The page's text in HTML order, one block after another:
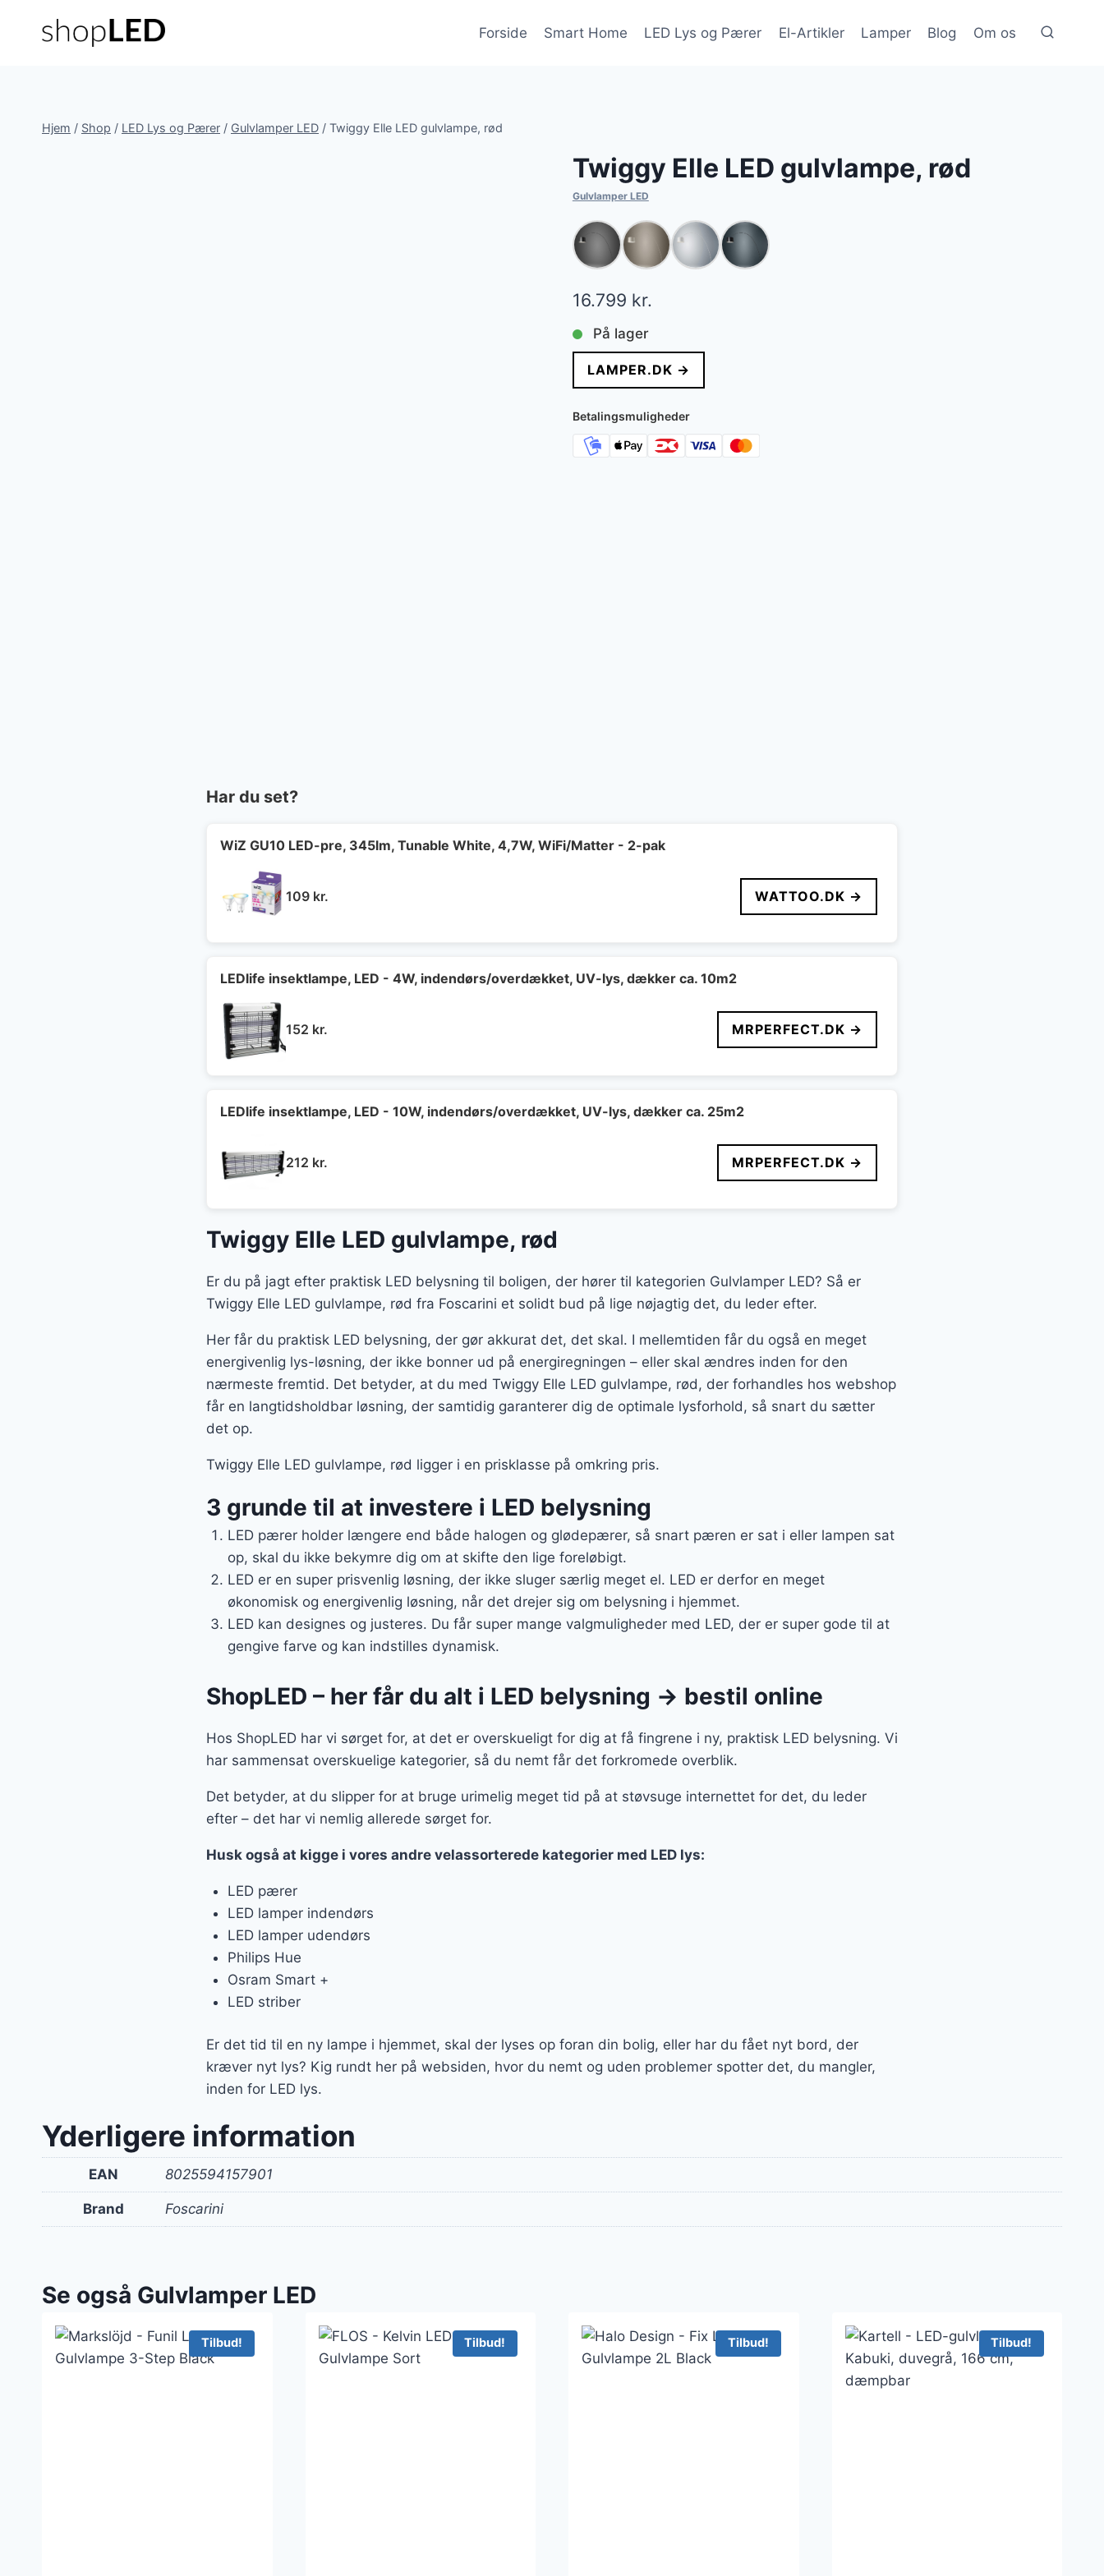
Forside Smart Home LED Lys og Pærer El-Artikler Lamper Blog Om os
Hjem / Shop / LED Lys og Pærer / Gulvlamper LED / Twiggy Elle LED gulvlampe, rød
Twiggy Elle LED gulvlampe, rød
Gulvlamper LED
16.799 kr.
På lager
LAMPER.DK →
Betalingsmuligheder
Har du set?
WiZ GU10 LED-pre, 345lm, Tunable White, 4,7W, WiFi/Matter - 2-pak
109 kr. WATTOO.DK →
LEDlife insektlampe, LED - 4W, indendørs/overdækket, UV-lys, dækker ca. 10m2
152 kr. MRPERFECT.DK →
LEDlife insektlampe, LED - 10W, indendørs/overdækket, UV-lys, dækker ca. 25m2
212 kr. MRPERFECT.DK →
Twiggy Elle LED gulvlampe, rød
Er du på jagt efter praktisk LED belysning til boligen, der hører til kategorien Gulvlamper LED? Så er
Twiggy Elle LED gulvlampe, rød fra Foscarini et solidt bud på lige nøjagtig det, du leder efter.
Her får du praktisk LED belysning, der gør akkurat det, det skal. I mellemtiden får du også en meget
energivenlig lys-løsning, der ikke bonner ud på energiregningen – eller skal ændres inden for den
nærmeste fremtid. Det betyder, at du med Twiggy Elle LED gulvlampe, rød, der forhandles hos webshop
får en langtidsholdbar løsning, der samtidig garanterer dig de optimale lysforhold, så snart du sætter
det op.
Twiggy Elle LED gulvlampe, rød ligger i en prisklasse på omkring pris.
3 grunde til at investere i LED belysning
LED pærer holder længere end både halogen og glødepærer, så snart pæren er sat i eller lampen sat
op, skal du ikke bekymre dig om at skifte den lige foreløbigt.
LED er en super prisvenlig løsning, der ikke sluger særlig meget el. LED er derfor en meget
økonomisk og energivenlig løsning, når det drejer sig om belysning i hjemmet.
LED kan designes og justeres. Du får super mange valgmuligheder med LED, der er super gode til at
gengive farve og kan indstilles dynamisk.
ShopLED – her får du alt i LED belysning → bestil online
Hos ShopLED har vi sørget for, at det er overskueligt for dig at få fingrene i ny, praktisk LED belysning. Vi
har sammensat overskuelige kategorier, så du nemt får det forkromede overblik.
Det betyder, at du slipper for at bruge urimelig meget tid på at støvsuge internettet for det, du leder
efter – det har vi nemlig allerede sørget for.
Husk også at kigge i vores andre velassorterede kategorier med LED lys:
LED pærer
LED lamper indendørs
LED lamper udendørs
Philips Hue
Osram Smart +
LED striber
Er det tid til en ny lampe i hjemmet, skal der lyses op foran din bolig, eller har du fået nyt bord, der
kræver nyt lys? Kig rundt her på websiden, hvor du nemt og uden problemer spotter det, du mangler,
inden for LED lys.
Yderligere information
EAN 8025594157901
Brand Foscarini
Se også Gulvlamper LED
Tilbud! Tilbud! Tilbud! Tilbud!